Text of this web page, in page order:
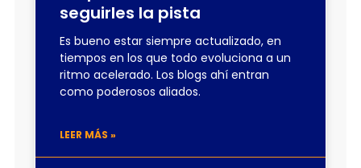
seguirles la pista
Es bueno estar siempre actualizado, en
tiempos en los que todo evoluciona a un
ritmo acelerado. Los blogs ahí entran
como poderosos aliados.
LEER MÁS »